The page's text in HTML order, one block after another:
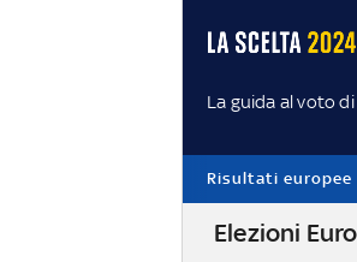
La guida al voto di
Risultati europee
Elezioni